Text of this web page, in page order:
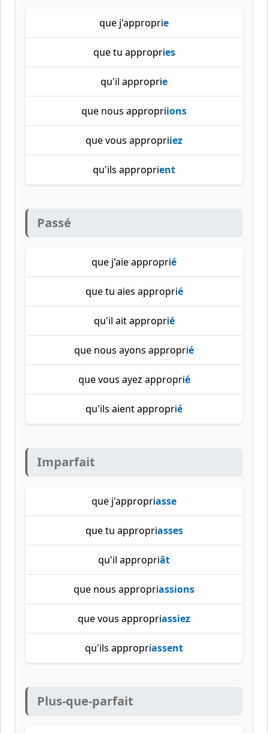
que j'approprie
que tu appropries
qu'il approprie
que nous appropriions
que vous appropriiez
qu'ils approprient
Passé
que j'aie approprié
que tu aies approprié
qu'il ait approprié
que nous ayons approprié
que vous ayez approprié
qu'ils aient approprié
Imparfait
que j'appropriasse
que tu appropriasses
qu'il appropriât
que nous appropriassions
que vous appropriassiez
qu'ils appropriassent
Plus-que-parfait